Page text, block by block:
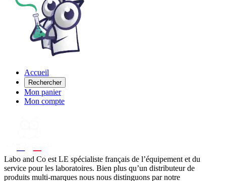
Accueil
Rechercher
Mon panier
Mon compte
Labo and Co est LE spécialiste français de l’équipement et du
service pour les laboratoires. Bien plus qu’un distributeur de
produits multi-marques nous nous distinguons par notre